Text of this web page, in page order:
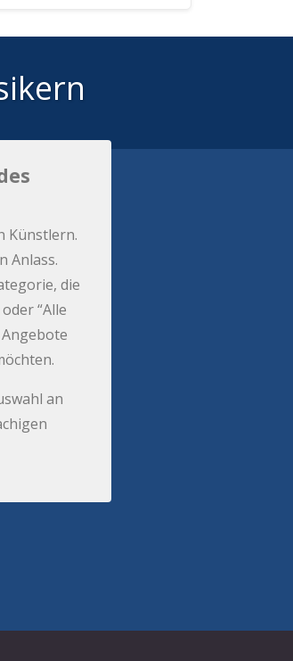
Künstlern.
Anlass.
die
“Alle
an